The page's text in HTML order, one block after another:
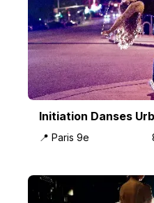
Initiation Danses
📍 Paris 9e